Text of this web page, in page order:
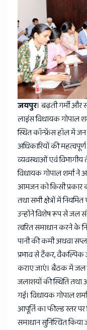
जयपुर। बढ़ती गर्मी
लाइंस विधायक गोपाल
स्थित कॉन्फ्रेंस हॉल में जन
अधिकारियों की
व्यवस्थाओं एवं विभागीय
विधायक गोपाल शर्मा ने
आमजन को किसी प्रकार
तथा सभी क्षेत्रों में
उन्होंने विशेष रूप से जल
त्वरित समाधान करने के
पानी की कमी अथवा
प्रभाव से टैंकर, वैकल्पिक
कराए जाएं। बैठक में जल
जलाशयों की स्थिति
गई। विधायक गोपाल
आपूर्ति का फील्ड स्तर
समाधान सुनिश्चित किया